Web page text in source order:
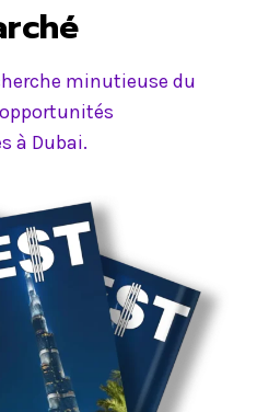
minutieuse du
à Dubai.